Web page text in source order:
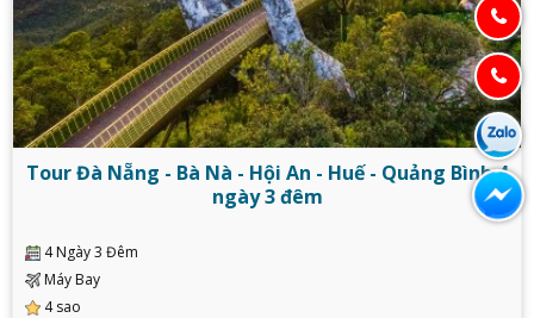
Tour Đà Nẵng - Bà Nà - Hội An - Huế - Quảng Bình 4
ngày 3 đêm
4 Ngày 3 Đêm
Máy Bay
4 sao